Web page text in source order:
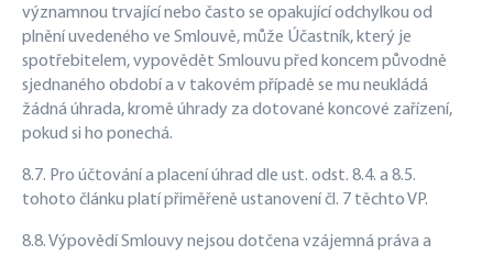
významnou trvající nebo často se opakující odchylkou od
plnění uvedeného ve Smlouvě, může Účastník, který je
spotřebitelem, vypovědět Smlouvu před koncem původně
sjednaného období a v takovém případě se mu neukládá
žádná úhrada, kromě úhrady za dotované koncové zařízení,
pokud si ho ponechá.
8.7. Pro účtování a placení úhrad dle ust. odst. 8.4. a 8.5.
tohoto článku platí přiměřeně ustanovení čl. 7 těchto VP.
8.8. Výpovědí Smlouvy nejsou dotčena vzájemná práva a